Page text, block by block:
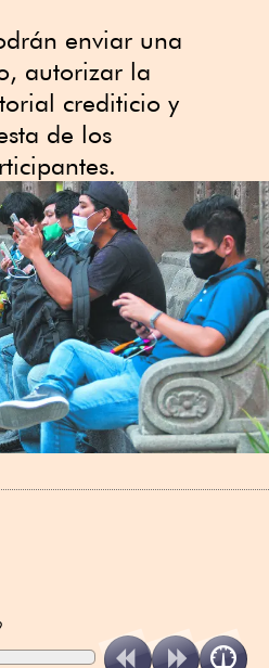
enviar una
autorizar la
crediticio y
de los